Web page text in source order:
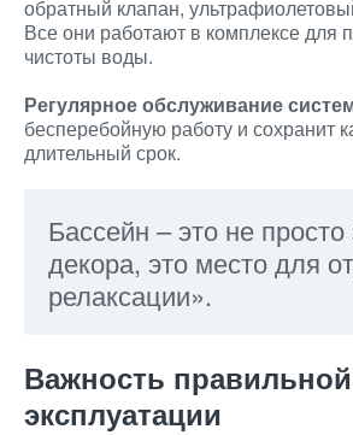
обратный клапан,
Все они работают в комплексе для
чистоты воды.
Регулярное обслуживание
бесперебойную работу и сохранит
длительный срок.
Бассейн – это не
декора, это место для
релаксации».
Важность правильной
эксплуатации